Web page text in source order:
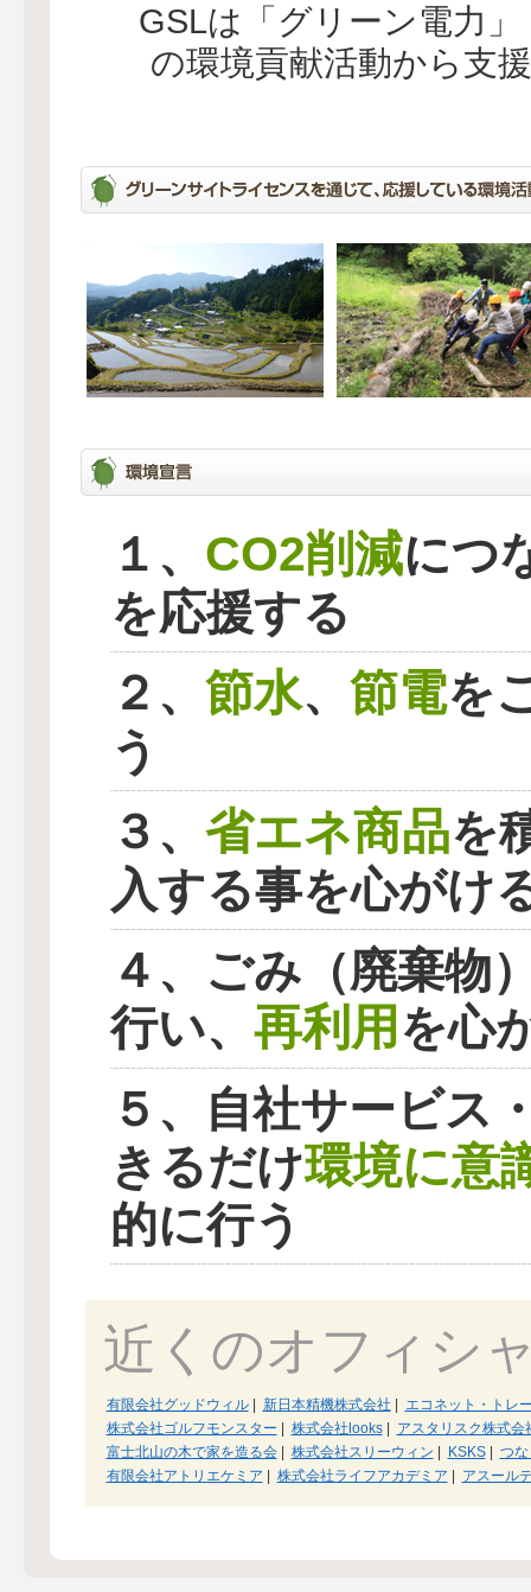
GSLは「グリーン電力
の環境貢献活動から支
１、 CO2削減につ
を応援する
２、 節水、 節電を
う
３、 省エネ商品を
入する事を心がけ
４、ごみ（廃棄物
行い、 再利用を心
５、自社サービス
きるだけ環境に意
的に行う
近くのオフィシ
有限会社グッドウィル| 新日本精機株式会社
エコネット・トレ
株式会社ゴルフモンスター
株式会社looks|
アスタリスク株式会
富士北山の木で家を造る会| 株式会社スリーウィン KSKS|
つ
有限会社アトリエケミア
株式会社ライフアカデミア アスール